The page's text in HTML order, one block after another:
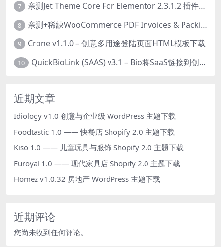
7 亲测Jet Theme Core For Elementor 2.3.1.2 插件下载
8 亲测+稀缺WooCommerce PDF Invoices & Packing Slips Professional v2.20.0 + Templates v2.25.1 [by WpOverNight] WooCommerce PDF 发票和装箱单插件下载
9 Crone v1.1.0 – 创意多用途登陆页面HTML模板下载
10 QuickBioLink (SAAS) v3.1 – Bio将SaaS链接到创作者，有影响力者和企业的SaaS PHP源码下载
近期文章
Idiology v1.0 创意与企业级 WordPress 主题下载
Foodtastic 1.0 —— 快餐店 Shopify 2.0 主题下载
Kiso 1.0 —— 儿童玩具与服饰 Shopify 2.0 主题下载
Furoyal 1.0 —— 现代家具店 Shopify 2.0 主题下载
Homez v1.0.32 房地产 WordPress 主题下载
近期评论
您尚未收到任何评论。